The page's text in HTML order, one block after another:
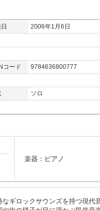
2006年1月6日
コード
9784636800777
ソロ
楽器：ピアノ
ギロックサウンズを持つ現代